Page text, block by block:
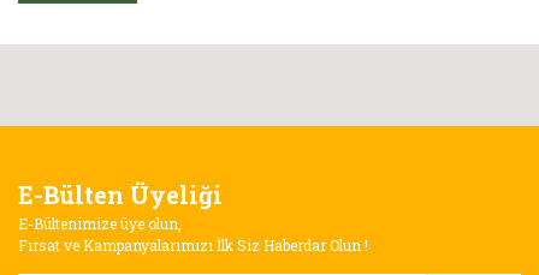
E-Bülten Üyeliği
E-Bültenimize üye olun,
Fırsat ve Kampanyalarımızı İlk Siz Haberdar Olun !